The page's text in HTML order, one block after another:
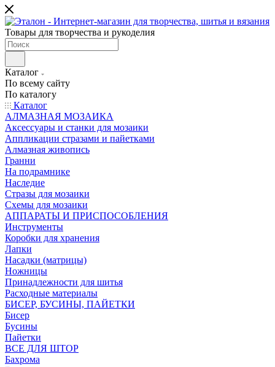
Товары для творчества и рукоделия
Каталог
По всему сайту
По каталогу
Каталог
АЛМАЗНАЯ МОЗАИКА
Аксессуары и станки для мозаики
Аппликации стразами и пайетками
Алмазная живопись
Гранни
На подрамнике
Наследие
Стразы для мозаики
Схемы для мозаики
АППАРАТЫ И ПРИСПОСОБЛЕНИЯ
Инструменты
Коробки для хранения
Лапки
Насадки (матрицы)
Ножницы
Принадлежности для шитья
Расходные материалы
БИСЕР, БУСИНЫ, ПАЙЕТКИ
Бисер
Бусины
Пайетки
ВСЕ ДЛЯ ШТОР
Бахрома